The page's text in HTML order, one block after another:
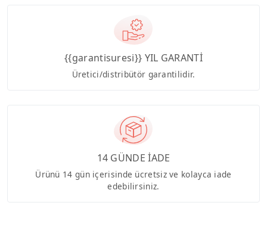
{{garantisuresi}} YIL GARANTİ
Üretici/distribütör garantilidir.
14 GÜNDE İADE
Ürünü 14 gün içerisinde ücretsiz ve kolayca iade
edebilirsiniz.